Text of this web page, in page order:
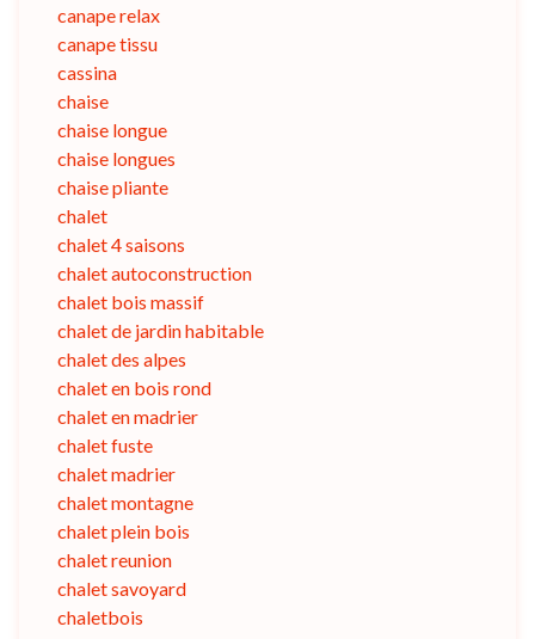
canape relax
canape tissu
cassina
chaise
chaise longue
chaise longues
chaise pliante
chalet
chalet 4 saisons
chalet autoconstruction
chalet bois massif
chalet de jardin habitable
chalet des alpes
chalet en bois rond
chalet en madrier
chalet fuste
chalet madrier
chalet montagne
chalet plein bois
chalet reunion
chalet savoyard
chaletbois